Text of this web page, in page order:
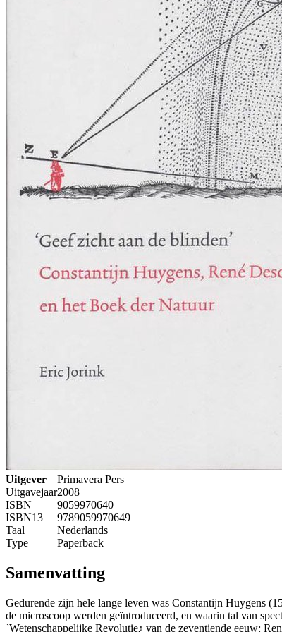
Uitgever
Primavera Pers
Uitgavejaar2008
ISBN
9059970640
ISBN13
9789059970649
Taal
Nederlands
Type
Paperback
Samenvatting
Gedurende zijn hele lange leven was Constantijn Huygens
de microscoop werden geïntroduceerd, en waarin tal van
`Wetenschappelijke Revolutie¿ van de zeventiende eeuw: